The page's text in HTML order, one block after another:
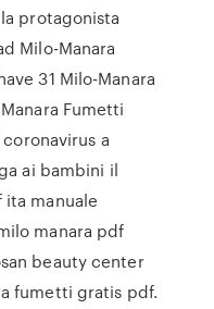
protagonista
Milo-Manara
31 Milo-Manara
Fumetti
a
ai bambini il
manuale
manara pdf
beauty center
fumetti gratis pdf.